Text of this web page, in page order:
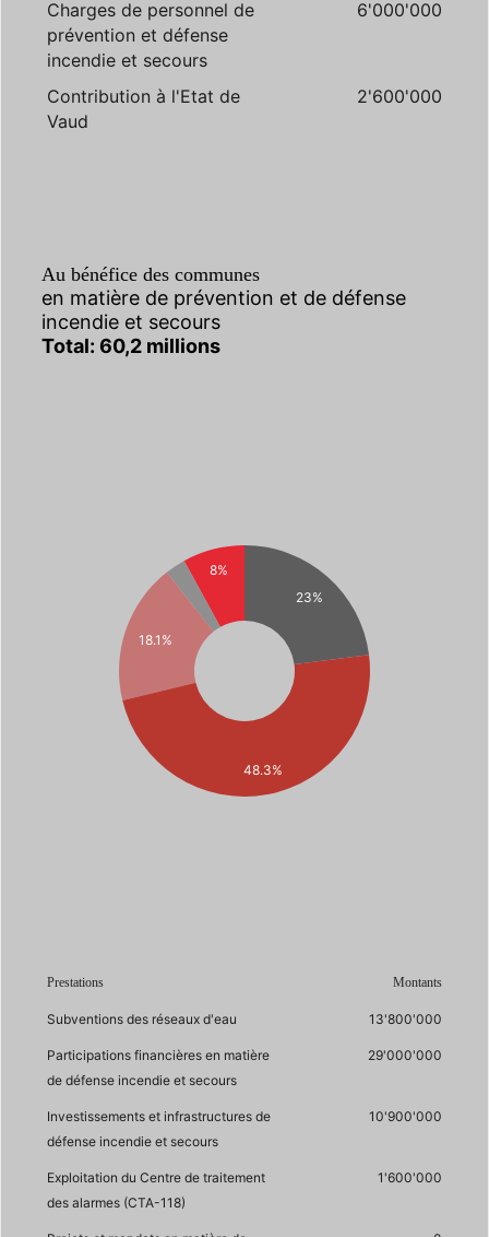
Charges de personnel de
prévention et défense
incendie et secours
6'000'000
Contribution à l'Etat de
Vaud
2'600'000
Au bénéfice des communes
en matière de prévention et de défense
incendie et secours
Total: 60,2 millions
23%
8%
18.1%
48.3%
Prestations Montants
Subventions des réseaux d'eau 13'800'000
Participations financières en matière
de défense incendie et secours
29'000'000
Investissements et infrastructures de
défense incendie et secours
10'900'000
Exploitation du Centre de traitement
des alarmes (CTA-118)
1'600'000